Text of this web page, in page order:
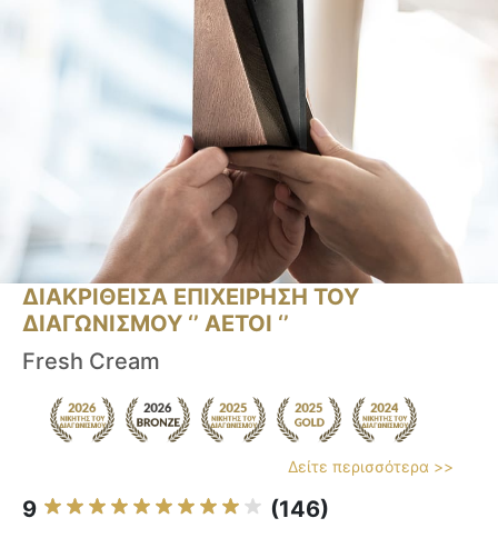
ΔΙΑΚΡΙΘΕΙΣΑ ΕΠΙΧΕΙΡΗΣΗ ΤΟΥ
ΔΙΑΓΩΝΙΣΜΟΥ ‘’ ΑΕΤΟΙ ‘’
Fresh Cream
Δείτε περισσότερα >>
9 (146)